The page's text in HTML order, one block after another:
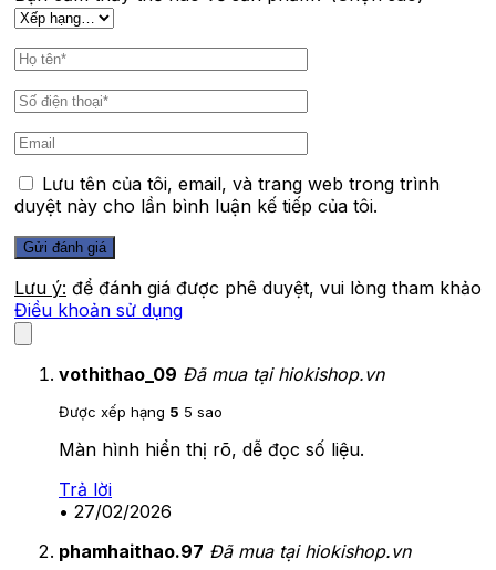
Lưu tên của tôi, email, và trang web trong trình
duyệt này cho lần bình luận kế tiếp của tôi.
Lưu ý: để đánh giá được phê duyệt, vui lòng tham khảo
Điều khoản sử dụng
vothithao_09 Đã mua tại hiokishop.vn
Được xếp hạng 5 5 sao
Màn hình hiển thị rõ, dễ đọc số liệu.
Trả lời
• 27/02/2026
phamhaithao.97 Đã mua tại hiokishop.vn